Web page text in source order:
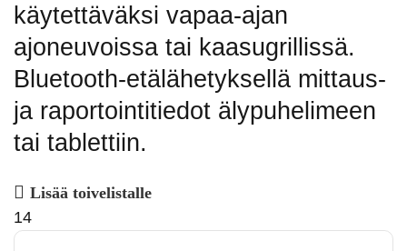
käytettäväksi vapaa-ajan
ajoneuvoissa tai kaasugrillissä.
Bluetooth-etälähetyksellä mittaus-
ja raportointitiedot älypuhelimeen
tai tablettiin.
Lisää toivelistalle
14